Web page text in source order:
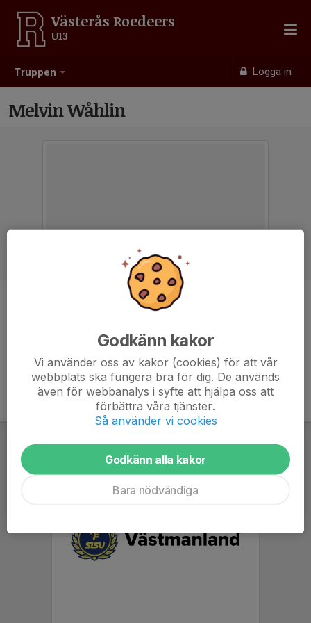
Truppen Logga in
Västerås Roedeers
U13
Melvin Wåhlin
Godkänn kakor
Vi använder oss av kakor (cookies) för att vår
webbplats ska fungera bra för dig. De används
även för webbanalys i syfte att hjälpa oss att
förbättra våra tjänster.
Så använder vi cookies
Godkänn alla kakor
Bara nödvändiga